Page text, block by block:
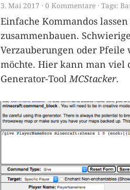
3. Mai 2017 0 Kommentare Tags:
Einfache Kommandos
zusammenbauen.
Verzauberungen oder
möchte. Hier kann man viel
Generator-ToolMCStacker.